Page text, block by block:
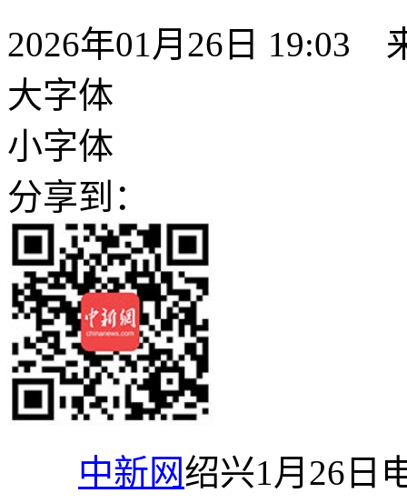
2026年01月26日 19:03
大字体
小字体
分享到：
中新网绍兴1月26日